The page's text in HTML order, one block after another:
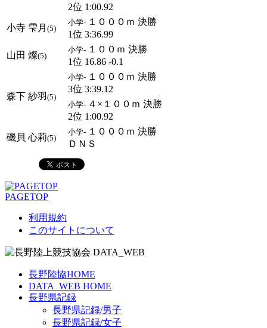
2位 1:00.92
小寺 雫月 (5)
小学- １０００ｍ 決勝
1位 3:36.99
山田 燦(5)
小学- １００ｍ 決勝
1位 16.86 -0.1
森下 紗羽 (5)
小学- １０００ｍ 決勝
3位 3:39.12
小学- ４×１００ｍ 決勝
2位 1:00.92
磯貝 心莉(5)
小学- １０００ｍ 決勝
ＤＮＳ
PAGETOP
利用規約
このサイトについて
長野陸協HOME
DATA_WEB HOME
長野県記録
長野県記録/男子
長野県記録/女子